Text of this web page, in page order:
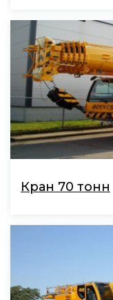
Кран 70 тонн